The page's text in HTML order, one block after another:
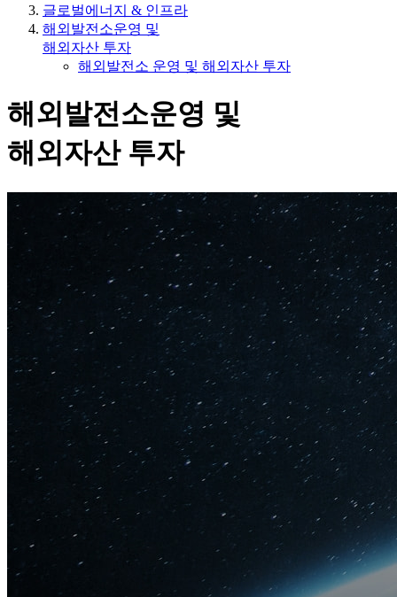
글로벌에너지 & 인프라
해외발전소운영 및
해외자산 투자
해외발전소 운영 및 해외자산 투자
해외발전소운영 및
해외자산 투자